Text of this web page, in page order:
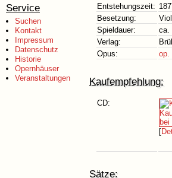
Service
Suchen
Kontakt
Impressum
Datenschutz
Historie
Opernhäuser
Veranstaltungen
Entstehungszeit:
Besetzung:
Spieldauer:
ca.
Verlag:
Opus:
op.
Kaufempfehlung:
CD:
[
Sätze: